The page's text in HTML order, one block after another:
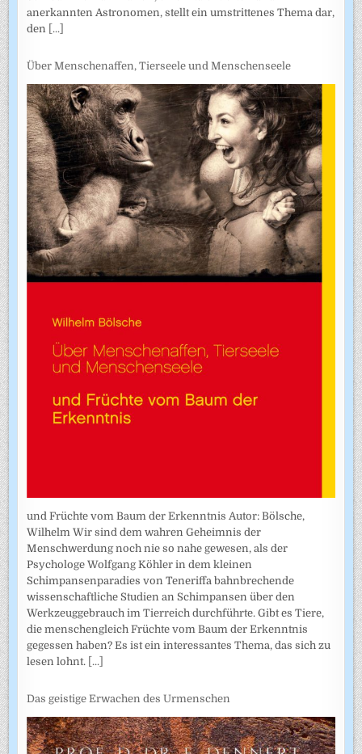
anerkannten Astronomen, stellt ein umstrittenes Thema dar,
den [...]
Über Menschenaffen, Tierseele und Menschenseele
und Früchte vom Baum der Erkenntnis Autor: Bölsche,
Wilhelm Wir sind dem wahren Geheimnis der
Menschwerdung noch nie so nahe gewesen, als der
Psychologe Wolfgang Köhler in dem kleinen
Schimpansenparadies von Teneriffa bahnbrechende
wissenschaftliche Studien an Schimpansen über den
Werkzeuggebrauch im Tierreich durchführte. Gibt es Tiere,
die menschengleich Früchte vom Baum der Erkenntnis
gegessen haben? Es ist ein interessantes Thema, das sich zu
lesen lohnt. [...]
Das geistige Erwachen des Urmenschen